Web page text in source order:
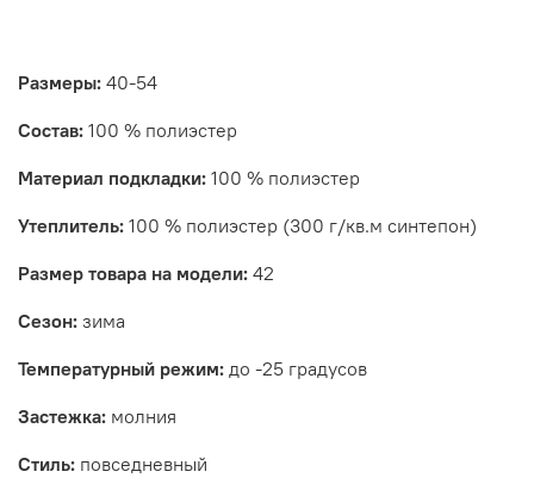
Размеры: 40-54
Состав: 100 % полиэстер
Материал подкладки: 100 % полиэстер
Утеплитель: 100 % полиэстер (300 г/кв.м синтепон)
Размер товара на модели: 42
Сезон: зима
Температурный режим: до -25 градусов
Застежка: молния
Стиль: повседневный